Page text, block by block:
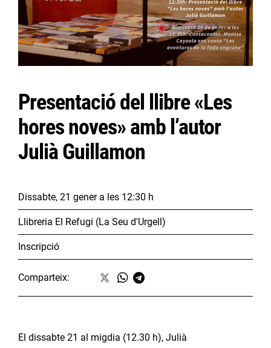
Presentació del llibre «Les
hores noves» amb l’autor
Julià Guillamon
Dissabte, 21 genera les 12:30 h
Llibreria El Refugi (La Seu d'Urgell)
Inscripció
Comparteix:
El dissabte 21 al migdia (12.30 h), Julià